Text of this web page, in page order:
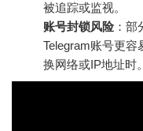
被追踪或监视。
账号封锁风险：部
Telegram账号更
换网络或IP地址时。